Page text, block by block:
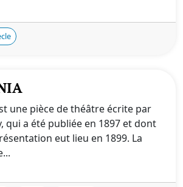
une pièce de théâtre écrite par
qui a été publiée en 1897 et dont
eut lieu en 1899. La